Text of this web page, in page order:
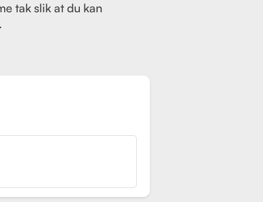
tak slik at du kan